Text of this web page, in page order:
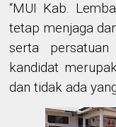
“MUI Kab.
tetap menjaga
serta
kandidat
dan tidak ada